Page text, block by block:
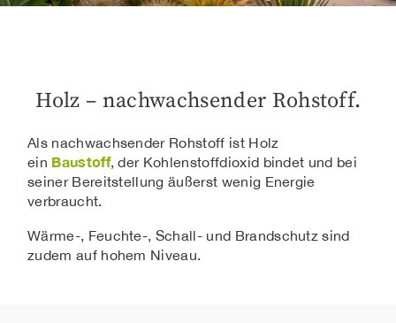
Holz – nachwachsender Rohstoff.
Als nachwachsender Rohstoff ist Holz
ein Baustoff, der Kohlenstoffdioxid bindet und bei
seiner Bereitstellung äußerst wenig Energie
verbraucht.
Wärme-, Feuchte-, Schall- und Brandschutz sind
zudem auf hohem Niveau.